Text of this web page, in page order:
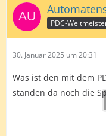
PDC-
30. Januar 2025 um 20:31
Was ist den mit dem
standen da noch die